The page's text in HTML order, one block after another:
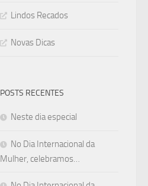
Lindos Recados
Novas Dicas
POSTS RECENTES
Neste dia especial
No Dia Internacional da
Mulher, celebramos…